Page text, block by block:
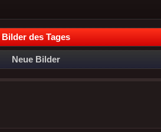
Bilder des Tages
Neue Bilder